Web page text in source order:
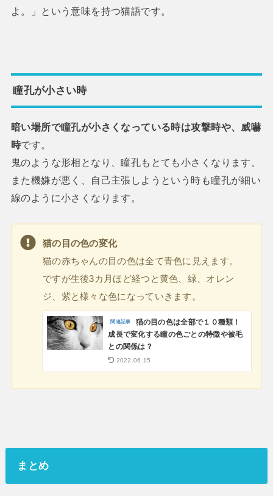
よ。」という意味を持つ猫語です。
瞳孔が小さい時
暗い場所で瞳孔が小さくなっている時は攻撃時や、威嚇
時です。
鬼のような形相となり、瞳孔もとても小さくなります。
また機嫌が悪く、自己主張しようという時も瞳孔が細い
線のように小さくなります。
猫の目の色の変化
猫の赤ちゃんの目の色は全て青色に見えます。
ですが生後3カ月ほど経つと黄色、緑、オレン
ジ、紫と様々な色になっていきます。
猫の目の色は全部で１０種類！
成長で変化する瞳の色ごとの特徴や被毛
との関係は？
2022.06.15
まとめ